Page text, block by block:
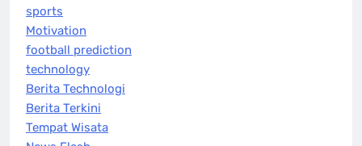
sports
Motivation
football prediction
technology
Berita Technologi
Berita Terkini
Tempat Wisata